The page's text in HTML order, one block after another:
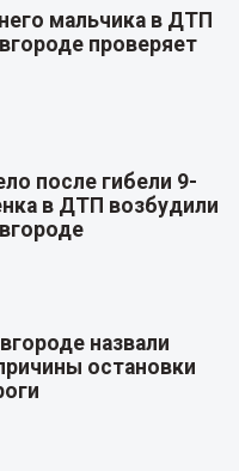
мальчика в ДТП
проверяет
после гибели 9-
в ДТП возбудили
назвали
остановки